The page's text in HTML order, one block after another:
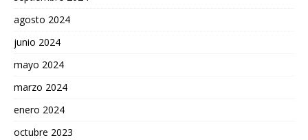
agosto 2024
junio 2024
mayo 2024
marzo 2024
enero 2024
octubre 2023